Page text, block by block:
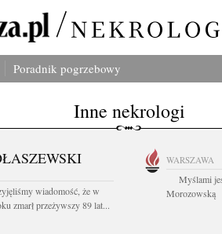
Poradnik pogrzebowy
Inne nekrologi
wiadomość, że w
zmarł przeżywszy 89 lat...
WARSZAWA
Myślami
Morozowską